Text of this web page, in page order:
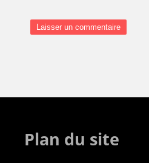
Plan du site